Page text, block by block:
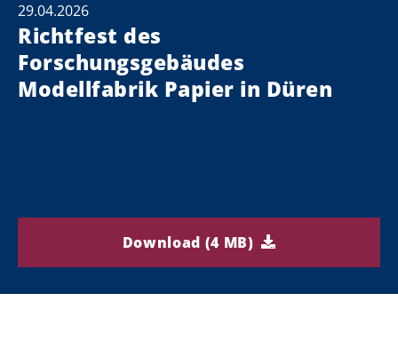
29.04.2026
Richtfest des
Forschungsgebäudes
Modellfabrik Papier in Düren
Download (4 MB)